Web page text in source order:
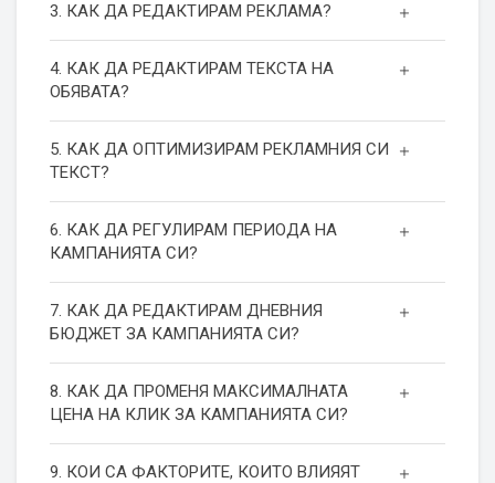
3. КАК ДА РЕДАКТИРАМ РЕКЛАМА?
4. КАК ДА РЕДАКТИРАМ ТЕКСТА НА
ОБЯВАТА?
5. КАК ДА ОПТИМИЗИРАМ РЕКЛАМНИЯ СИ
ТЕКСТ?
6. КАК ДА РЕГУЛИРАМ ПЕРИОДА НА
КАМПАНИЯТА СИ?
7. КАК ДА РЕДАКТИРАМ ДНЕВНИЯ
БЮДЖЕТ ЗА КАМПАНИЯТА СИ?
8. КАК ДА ПРОМЕНЯ МАКСИМАЛНАТА
ЦЕНА НА КЛИК ЗА КАМПАНИЯТА СИ?
9. КОИ СА ФАКТОРИТЕ, КОИТО ВЛИЯЯТ